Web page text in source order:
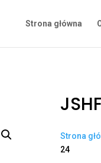
Strona główna
Strona
24